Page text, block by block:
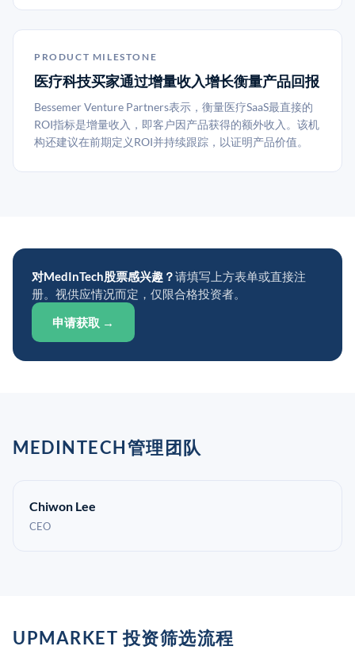
PRODUCT MILESTONE
医疗科技买家通过增量收入增长衡量产品回报
Bessemer Venture Partners表示，衡量医疗SaaS最直接的
ROI指标是增量收入，即客户因产品获得的额外收入。该机
构还建议在前期定义ROI并持续跟踪，以证明产品价值。
对MedInTech股票感兴趣？请填写上方表单或直接注
册。视供应情况而定，仅限合格投资者。
申请获取 →
MEDINTECH管理团队
Chiwon Lee
CEO
UPMARKET 投资筛选流程